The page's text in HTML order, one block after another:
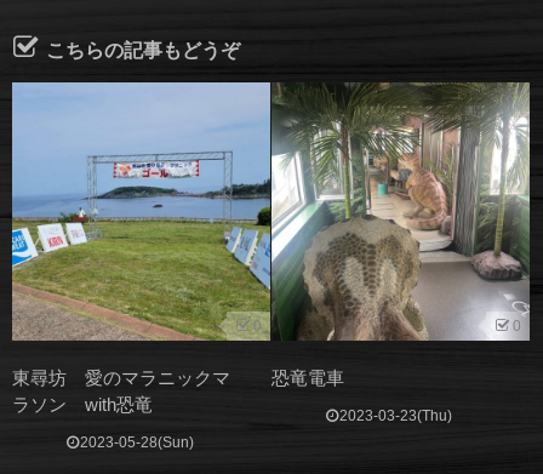
こちらの記事もどうぞ
0
東尋坊 愛のマラニックマ
ラソン with恐竜
2023-05-28(Sun)
0
恐竜電車
2023-03-23(Thu)